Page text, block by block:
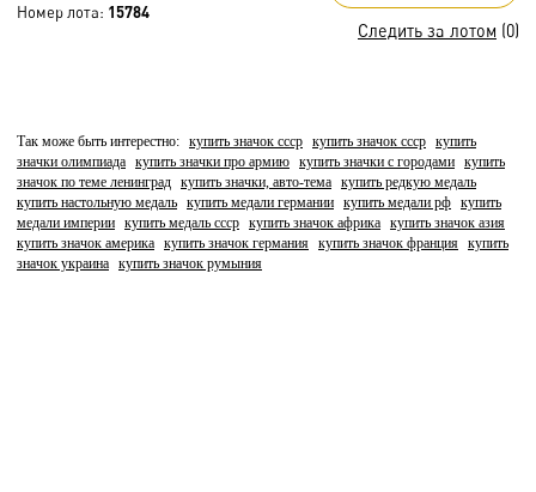
Номер лота: 15784
Следить за лотом (0)
Так може быть интерестно: купить значок ссср купить значок ссср
купить
значки олимпиада
купить значки про армию купить значки с городами
купить
значок по теме ленинград
купить значки, авто-тема
купить редкую медаль
купить настольную медаль
купить медали германии купить медали рф
купить
медали империи
купить медаль ссср купить значок африка
купить значок азия
купить значок америка
купить значок германия купить значок франция
купить
значок украина
купить значок румыния